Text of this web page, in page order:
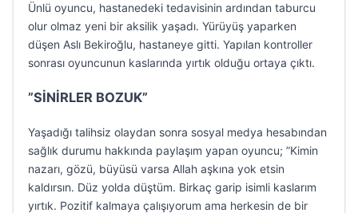
Ünlü oyuncu, hastanedeki tedavisinin ardından taburcu
olur olmaz yeni bir aksilik yaşadı. Yürüyüş yaparken
düşen Aslı Bekiroğlu, hastaneye gitti. Yapılan kontroller
sonrası oyuncunun kaslarında yırtık olduğu ortaya çıktı.
”SİNİRLER BOZUK”
Yaşadığı talihsiz olaydan sonra sosyal medya hesabından
sağlık durumu hakkında paylaşım yapan oyuncu; ”Kimin
nazarı, gözü, büyüsü varsa Allah aşkına yok etsin
kaldırsın. Düz yolda düştüm. Birkaç garip isimli kaslarım
yırtık. Pozitif kalmaya çalışıyorum ama herkesin de bir